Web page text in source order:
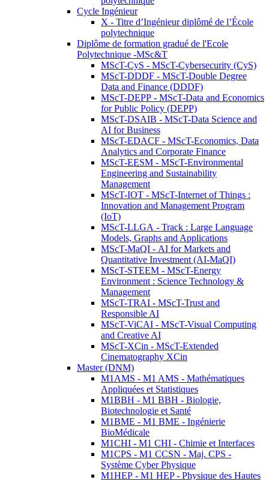
Cycle Ingénieur
X - Titre d’Ingénieur diplômé de l’École
polytechnique
Diplôme de formation gradué de l'Ecole
Polytechnique -MSc&T
MScT-CyS - MScT-Cybersecurity (CyS)
MScT-DDDF - MScT-Double Degree
Data and Finance (DDDF)
MScT-DEPP - MScT-Data and Economics
for Public Policy (DEPP)
MScT-DSAIB - MScT-Data Science and
AI for Business
MScT-EDACF - MScT-Economics, Data
Analytics and Corporate Finance
MScT-EESM - MScT-Environmental
Engineering and Sustainability
Management
MScT-IOT - MScT-Internet of Things :
Innovation and Management Program
(IoT)
MScT-LLGA - Track : Large Language
Models, Graphs and Applications
MScT-MaQI - AI for Markets and
Quantitative Investment (AI-MaQI)
MScT-STEEM - MScT-Energy
Environment : Science Technology &
Management
MScT-TRAI - MScT-Trust and
Responsible AI
MScT-ViCAI - MScT-Visual Computing
and Creative AI
MScT-XCin - MScT-Extended
Cinematography XCin
Master (DNM)
M1AMS - M1 AMS - Mathématiques
Appliquées et Statistiques
M1BBH - M1 BBH - Biologie,
Biotechnologie et Santé
M1BME - M1 BME - Ingénierie
BioMédicale
M1CHI - M1 CHI - Chimie et Interfaces
M1CPS - M1 CCSN - Maj. CPS -
Système Cyber Physique
M1HEP - M1 HEP - Physique des Hautes